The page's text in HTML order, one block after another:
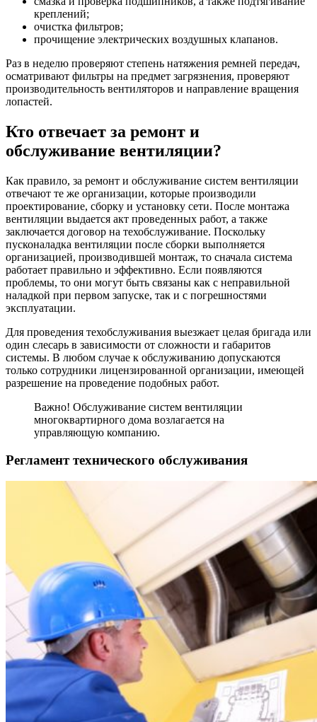
креплений;
очистка фильтров;
прочищение электрических воздушных клапанов.
Раз в неделю проверяют степень натяжения ремней передач,
осматривают фильтры на предмет загрязнения, проверяют
производительность вентиляторов и направление вращения
лопастей.
Кто отвечает за ремонт и
обслуживание вентиляции?
Как правило, за ремонт и обслуживание систем вентиляции
отвечают те же организации, которые производили
проектирование, сборку и установку сети. После монтажа
вентиляции выдается акт проведенных работ, а также
заключается договор на техобслуживание. Поскольку
пусконаладка вентиляции после сборки выполняется
организацией, производившей монтаж, то сначала система
работает правильно и эффективно. Если появляются
проблемы, то они могут быть связаны как с неправильной
наладкой при первом запуске, так и с погрешностями
эксплуатации.
Для проведения техобслуживания выезжает целая бригада или
один слесарь в зависимости от сложности и габаритов
системы. В любом случае к обслуживанию допускаются
только сотрудники лицензированной организации, имеющей
разрешение на проведение подобных работ.
Важно! Обслуживание систем вентиляции
многоквартирного дома возлагается на
управляющую компанию.
Регламент технического обслуживания